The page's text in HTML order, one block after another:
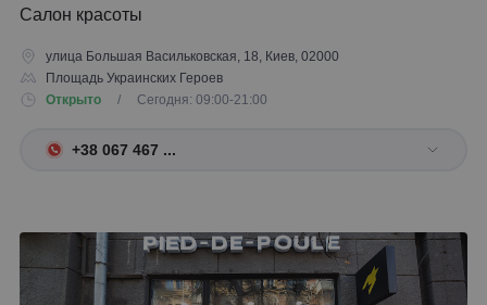
Салон красоты
улица Большая Васильковская, 18, Киев, 02000
Площадь Украинских Героев
Открыто
/ Сегодня: 09:00-21:00
+38 067 467 ...